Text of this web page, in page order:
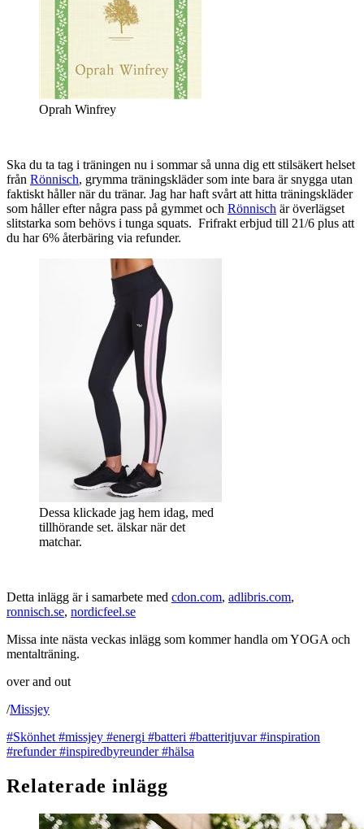
Oprah Winfrey
Ska du ta tag i träningen nu i sommar så unna dig ett stilsäkert helset
från Rönnisch, grymma träningskläder som inte bara är snygga utan
faktiskt håller när du tränar. Jag har haft svårt att hitta träningskläder
som håller efter några pass på gymmet och Rönnisch är överlägset
slitstarka som behövs i tunga squats. Frifrakt erbjud till 21/6 plus att
du har 6% återbäring via refunder.
Dessa klickade jag hem idag, med
tillhörande set. älskar när det
matchar.
Detta inlägg är i samarbete med cdon.com, adlibris.com,
ronnisch.se, nordicfeel.se
Missa inte nästa veckas inlägg som kommer handla om YOGA och
mentalträning.
over and out
/Missjey
#Skönhet#missjey #energi #batteri #batteritjuvar#inspiration
#refunder#inspiredbyreunder#hälsa
Relaterade inlägg